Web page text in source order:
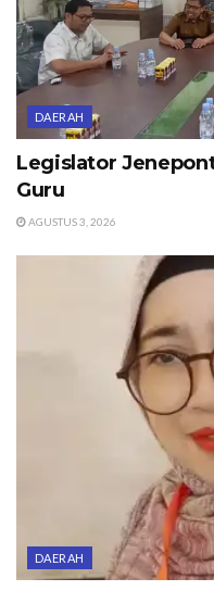
DAERAH
Legislator
Guru
AGUSTUS 3, 2026
DAERAH